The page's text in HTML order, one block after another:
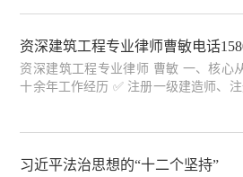
期疑难纠纷，原审败诉错案再审抗诉，
资深建筑工程专业律师曹敏电话
资深建筑工程专业律师 曹敏 一、核心
十余年工作经历 ✅ 注册一级建造师、
工程师三证齐全 行政监管经验 + 工
实守信，恪守受人之托，忠人之事，绝
习近平法治思想的“十二个坚持”